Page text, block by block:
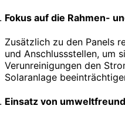
Fokus auf die Rahmen-
Zusätzlich zu den Panels
und Anschlussstellen, um
Verunreinigungen den
Solaranlage
Einsatz von